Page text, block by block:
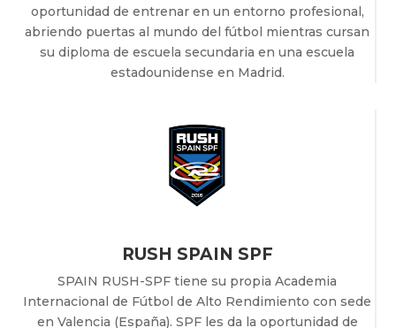
oportunidad de entrenar en un entorno profesional,
abriendo puertas al mundo del fútbol mientras cursan
su diploma de escuela secundaria en una escuela
estadounidense en Madrid.
RUSH SPAIN SPF
SPAIN RUSH-SPF tiene su propia Academia
Internacional de Fútbol de Alto Rendimiento con sede
en Valencia (España). SPF les da la oportunidad de